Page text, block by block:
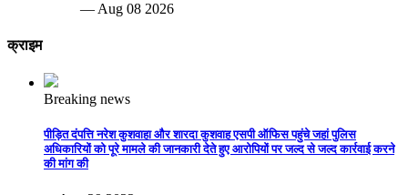
— Aug 08 2026
क्राइम
Breaking news
पीड़ित दंपत्ति नरेश कुशवाहा और शारदा कुशवाह एसपी ऑफिस पहुंचे जहां पुलिस
अधिकारियों को पूरे मामले की जानकारी देते हुए आरोपियों पर जल्द से जल्द कार्रवाई करने
की मांग की